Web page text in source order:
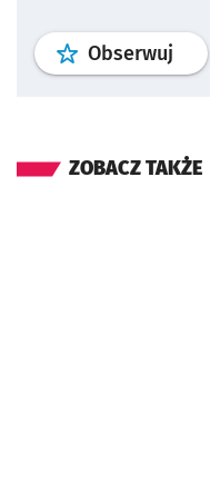
Obserwuj profil
ZOBACZ TAKŻE